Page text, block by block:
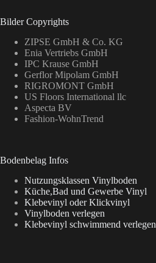
Bilder Copyrights
ZIPSE GmbH & Co. KG
Enia Vertriebs GmbH
IPC Krause GmbH
Gerflor Mipolam GmbH
RIGROMONT GmbH
US Floors International llc
Aspecta BV
Fashion-WohnTrend
Bodenbelag Infos
Nutzungsklassen Vinylboden
Küche,Bad und Gewerbe Vinyl
Klebevinyl oder Klickvinyl
Vinylboden verlegen
Klebevinyl schwimmend verlegen